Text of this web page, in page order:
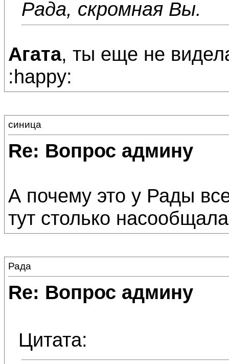
Рада, скромная Вы.
Агата, ты еще не
:happy:
синица
Re: Вопрос админу
А почему это у Рады
тут столько
Рада
Re: Вопрос админу
Цитата: